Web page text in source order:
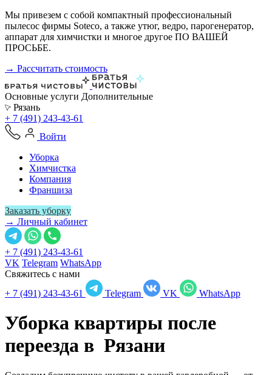
Мы привезем с собой компактный профессиональный
пылесос фирмы Soteco, а также утюг, ведро, парогенератор,
аппарат для химчистки и многое другое ПО ВАШЕЙ
ПРОСЬБЕ.
→ Рассчитать стоимость
Основные услуги Дополнительные
Рязань
+ 7 (491) 243-43-61
Войти
Уборка
Химчистка
Компания
Франшиза
Заказать уборку
→ Личный кабинет
+ 7 (491) 243-43-61
VK Telegram WhatsApp
Свяжитесь с нами
+ 7 (491) 243-43-61
Telegram VK WhatsApp
Уборка квартиры после
переезда в Рязани